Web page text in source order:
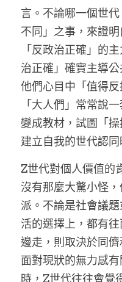
言。不論哪一個世
不同」之事，來證
「反政治正確」的
治正確」確實主導
他們心目中「值得
「大人們」常常說
變成教材，試圖「
建立自我的世代認
Z世代對個人價值的
沒有那麼大驚小怪
派。不論是社會議
活的選擇上，都有
邊走，則取決於同
面對現狀的無力感有
時，Z世代往往會覺